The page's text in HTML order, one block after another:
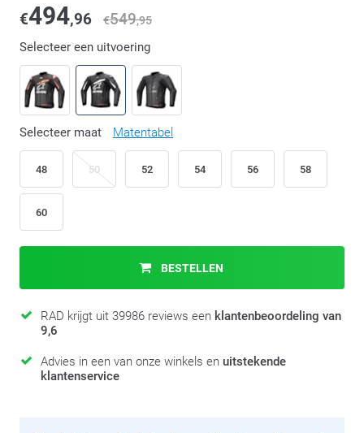
€494,96 €549,95
Selecteer een uitvoering
Selecteer maat Matentabel
48 50 52 54 56 58
60
BESTELLEN
RAD krijgt uit 39986 reviews een klantenbeoordeling van
9,6
Advies in een van onze winkels en uitstekende
klantenservice